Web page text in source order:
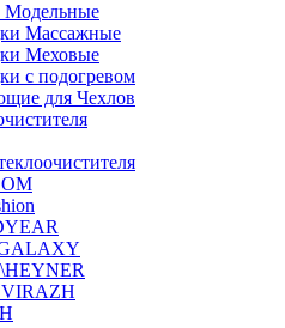
Модельные
Массажные
Меховые
с подогревом
для Чехлов